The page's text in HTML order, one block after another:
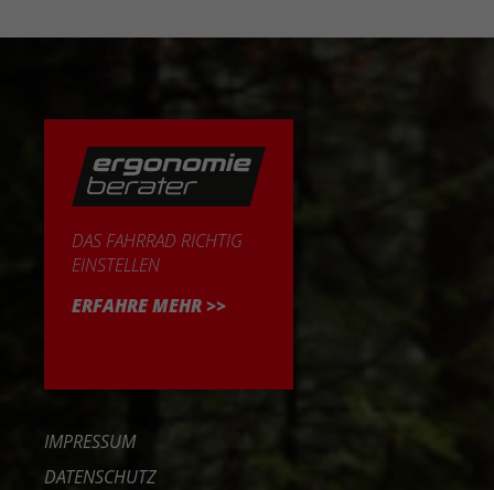
DAS FAHRRAD RICHTIG
EINSTELLEN
ERFAHRE MEHR >>
IMPRESSUM
DATENSCHUTZ